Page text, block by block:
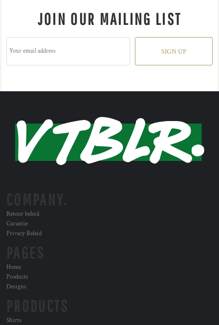
JOIN OUR MAILING LIST
SIGN UP
Retour beleid
Garantie
Privacy Beleid
Home
Products
Designs
Shirts